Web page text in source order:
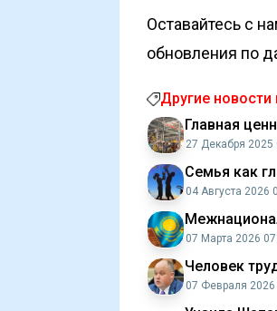
Оставайтесь с
обновления по
Другие новости
Главная
27 Декабря 2025
Семья как
04 Августа 2026
07 Марта 2026
Человек
07 Февраля 2026